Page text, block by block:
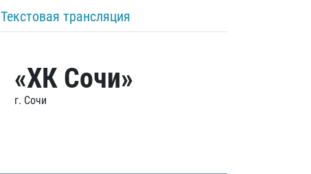
Текстовая трансляция
«ХК Сочи»
г. Сочи